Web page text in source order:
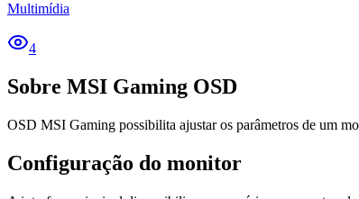
Multimídia
4
Sobre MSI Gaming OSD
OSD MSI Gaming possibilita ajustar os parâmetros de um
Configuração do monitor